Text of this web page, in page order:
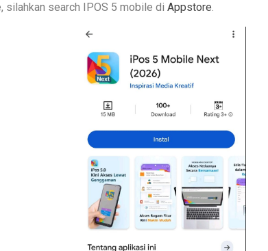
silahkan search IPOS 5 mobile di Appstore.